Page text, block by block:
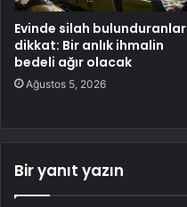
Evinde silah bulunduranlar
dikkat: Bir anlık ihmalin
bedeli ağır olacak
Ağustos 5, 2026
Bir yanıt yazın